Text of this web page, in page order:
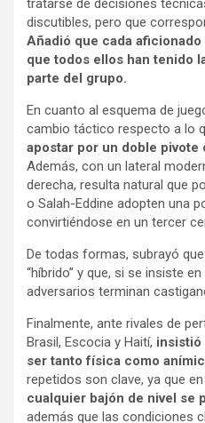
tratarse de decisiones
discutibles, pero que
Añadió que cada
que todos ellos han tenido
parte del grupo.
En cuanto al esquema de
cambio táctico respecto a lo
apostar por un doble pivote
Además, con un lateral
derecha, resulta natural que
o Salah-Eddine adopten una
convirtiéndose en un tercer
De todas formas, subrayó
“híbrido” y que, si se insiste
adversarios terminan
Finalmente, ante rivales de
Brasil, Escocia y Haití, insistió
ser tanto física como
repetidos son clave, ya que
cualquier bajón de nivel se
además que las condiciones